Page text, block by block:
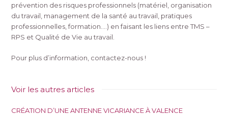
prévention des risques professionnels (matériel, organisation
du travail, management de la santé au travail, pratiques
professionnelles, formation….) en faisant les liens entre TMS –
RPS et Qualité de Vie au travail.
Pour plus d’information, contactez-nous !
Voir les autres articles
CRÉATION D’UNE ANTENNE VICARIANCE À VALENCE